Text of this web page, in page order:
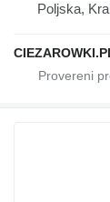
Poljska,